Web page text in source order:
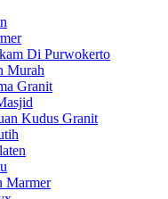
Di Purwokerto
Murah
Granit
Kudus Granit
Marmer